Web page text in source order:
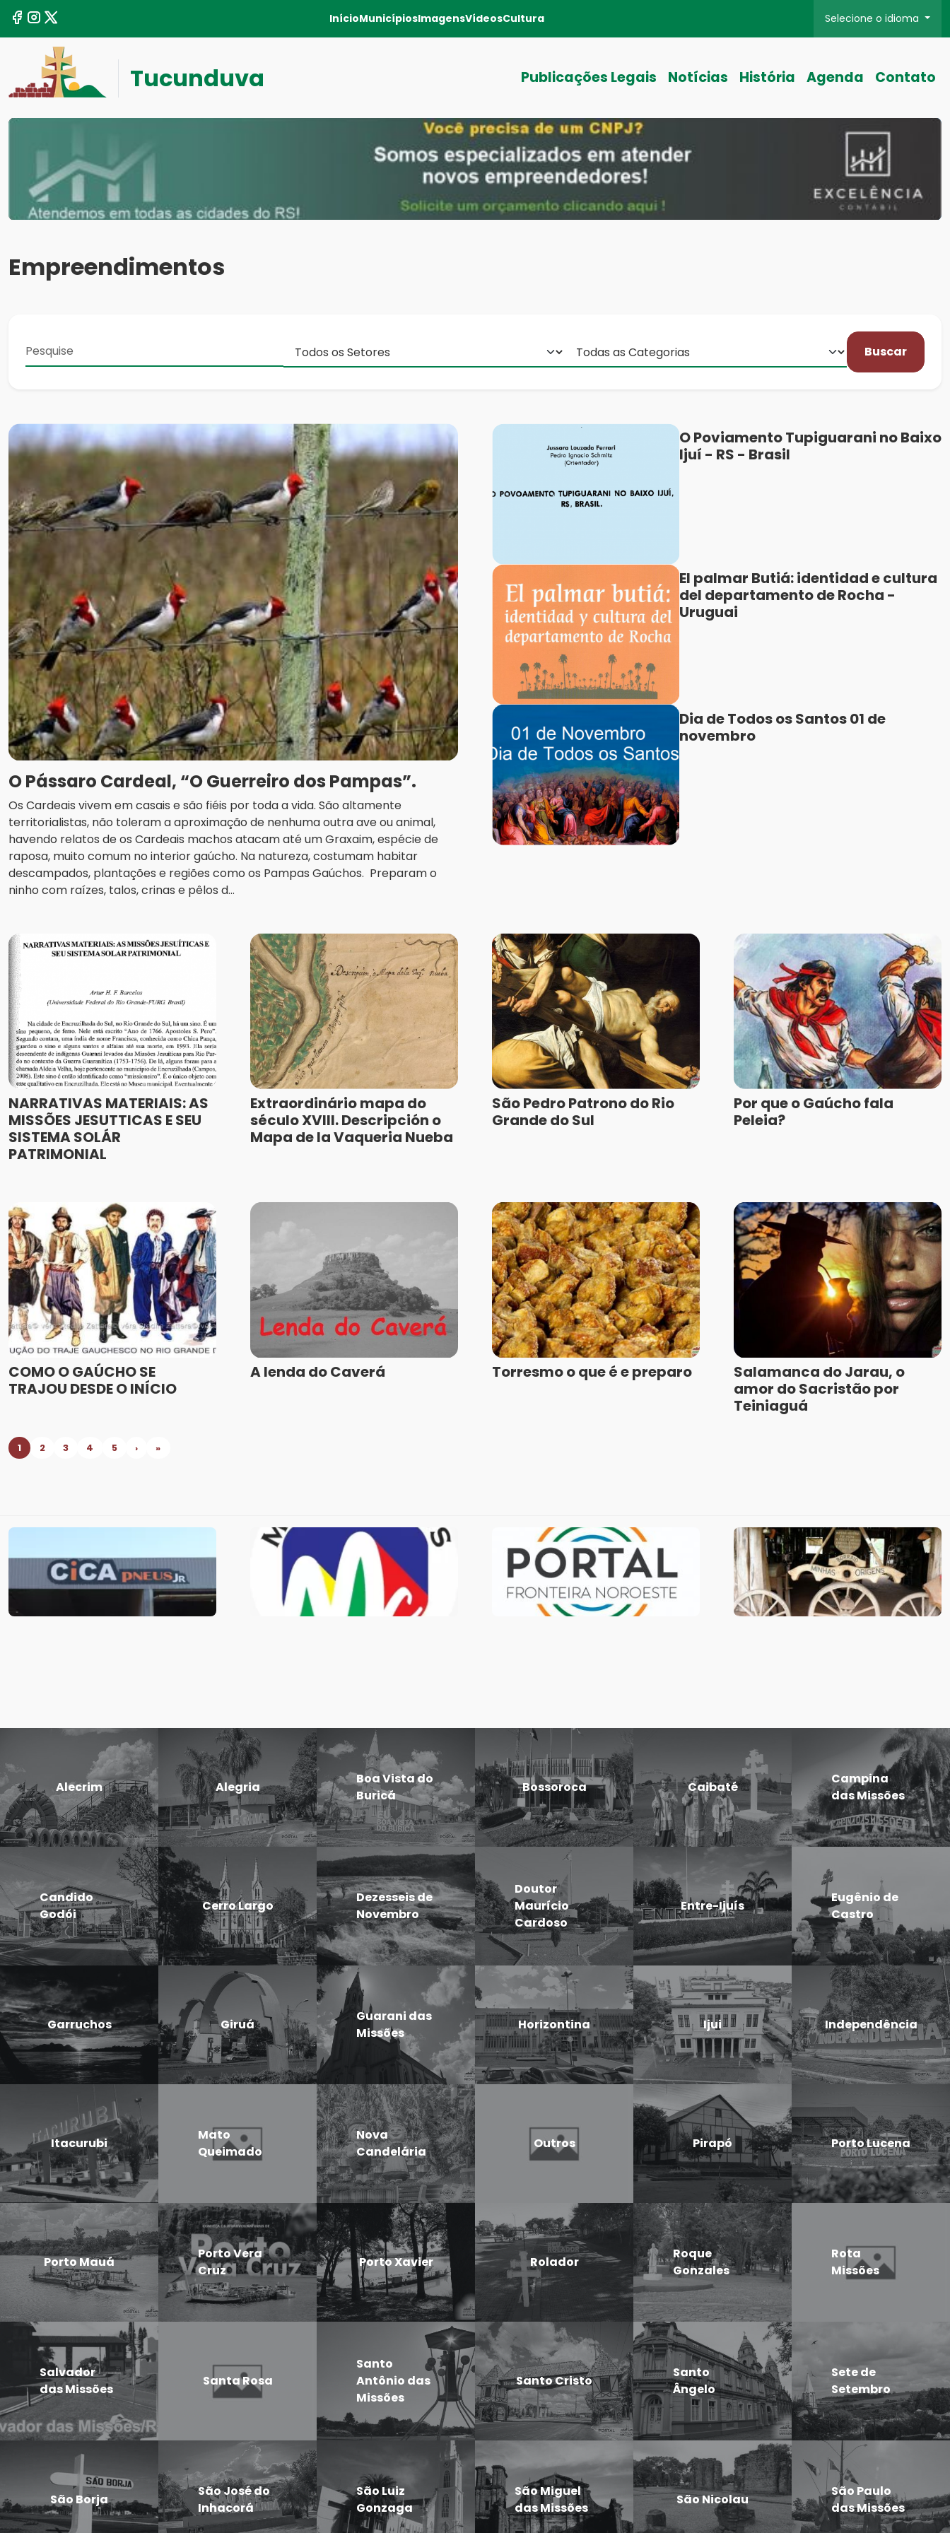
InícioMunicípiosImagensVídeosCultura Selecione o idioma
Tucunduva Publicações Legais Notícias História Agenda Contato
Empreendimentos
Buscar
O Pássaro Cardeal, “O Guerreiro dos Pampas”.
Os Cardeais vivem em casais e são fiéis por toda a vida. São altamente
territorialistas, não toleram a aproximação de nenhuma outra ave ou animal,
havendo relatos de os Cardeais machos atacam até um Graxaim, espécie de
raposa, muito comum no interior gaúcho. Na natureza, costumam habitar
descampados, plantações e regiões como os Pampas Gaúchos. Preparam o
ninho com raízes, talos, crinas e pêlos d...
O Poviamento Tupiguarani no Baixo
Ijuí - RS - Brasil
El palmar Butiá: identidad e cultura
del departamento de Rocha -
Uruguai
Dia de Todos os Santos 01 de
novembro
NARRATIVAS MATERIAIS: AS
MISSÕES JESUTTICAS E SEU
SISTEMA SOLÁR
PATRIMONIAL
Extraordinário mapa do
século XVIII. Descripción o
Mapa de la Vaqueria Nueba
São Pedro Patrono do Rio
Grande do Sul
Por que o Gaúcho fala
Peleia?
COMO O GAÚCHO SE
TRAJOU DESDE O INÍCIO
A lenda do Caverá Torresmo o que é e preparo
Salamanca do Jarau, o
amor do Sacristão por
Teiniaguá
1 2 3 4 5 › »
Alecrim Alegria
Boa Vista do
Buricá
Bossoroca Caibaté
Campina
das Missões
Candido
Godói
Cerro Largo
Dezesseis de
Novembro
Doutor
Maurício
Cardoso
Entre-Ijuís
Eugênio de
Castro
Garruchos Giruá
Guarani das
Missões
Horizontina Ijui Independência
Itacurubi
Mato
Queimado
Nova
Candelária
Outros Pirapó Porto Lucena
Porto Mauá
Porto Vera
Cruz
Porto Xavier Rolador
Roque
Gonzales
Rota
Missões
Salvador
das Missões
Santa Rosa
Santo
Antônio das
Missões
Santo Cristo
Santo
Ângelo
Sete de
Setembro
São Borja
São José do
Inhacorá
São Luiz
Gonzaga
São Miguel
das Missões
São Nicolau
São Paulo
das Missões